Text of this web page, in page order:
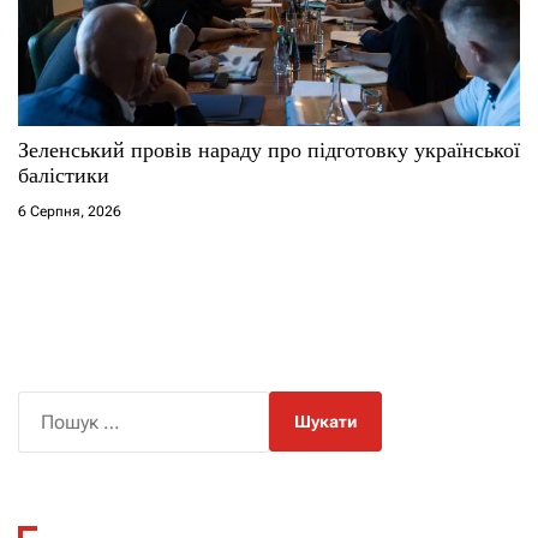
Зеленський провів нараду про підготовку української
балістики
6 Серпня, 2026
к